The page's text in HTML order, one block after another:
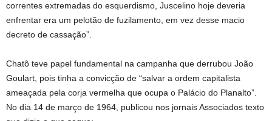
correntes extremadas do esquerdismo, Juscelino hoje deveria
enfrentar era um pelotão de fuzilamento, em vez desse macio
decreto de cassação”.
Chatô teve papel fundamental na campanha que derrubou João
Goulart, pois tinha a convicção de “salvar a ordem capitalista
ameaçada pela corja vermelha que ocupa o Palácio do Planalto”.
No dia 14 de março de 1964, publicou nos jornais Associados texto